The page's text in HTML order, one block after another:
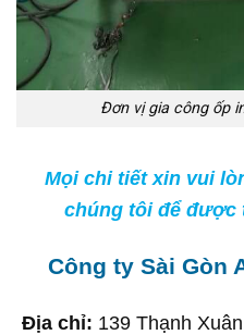
Đơn vị gia công ốp
Mọi chi tiết xin vui
chúng tôi để được
Công ty Sài Gòn
Địa chỉ: 139 Thạnh